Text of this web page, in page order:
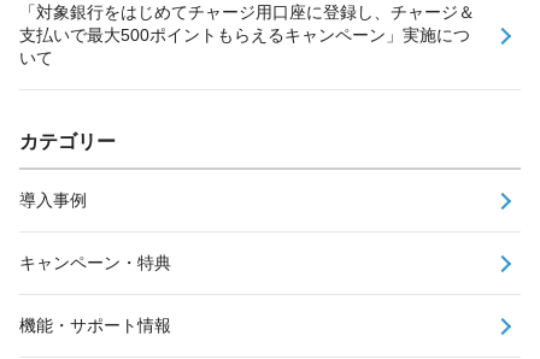
「対象銀行をはじめてチャージ用口座に登録し、チャージ＆
支払いで最大500ポイントもらえるキャンペーン」実施につ
いて
カテゴリー
導入事例
キャンペーン・特典
機能・サポート情報